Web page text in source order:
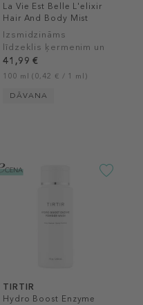
La Vie Est Belle L'elixir
Hair And Body Mist
Izsmidzināms
līdzeklis ķermenim un
matiem
41,99 €
100 ml (0,42 € / 1 ml)
DĀVANA
TIRTIR
Hydro Boost Enzyme